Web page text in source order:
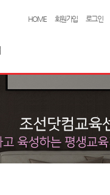
HOME 회원가입 로그인